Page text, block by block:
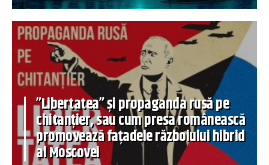
”Libertatea” și propaganda rusă pe
chitanțier, sau cum presa românească
promovează fațadele războiului hibrid
al Moscovei